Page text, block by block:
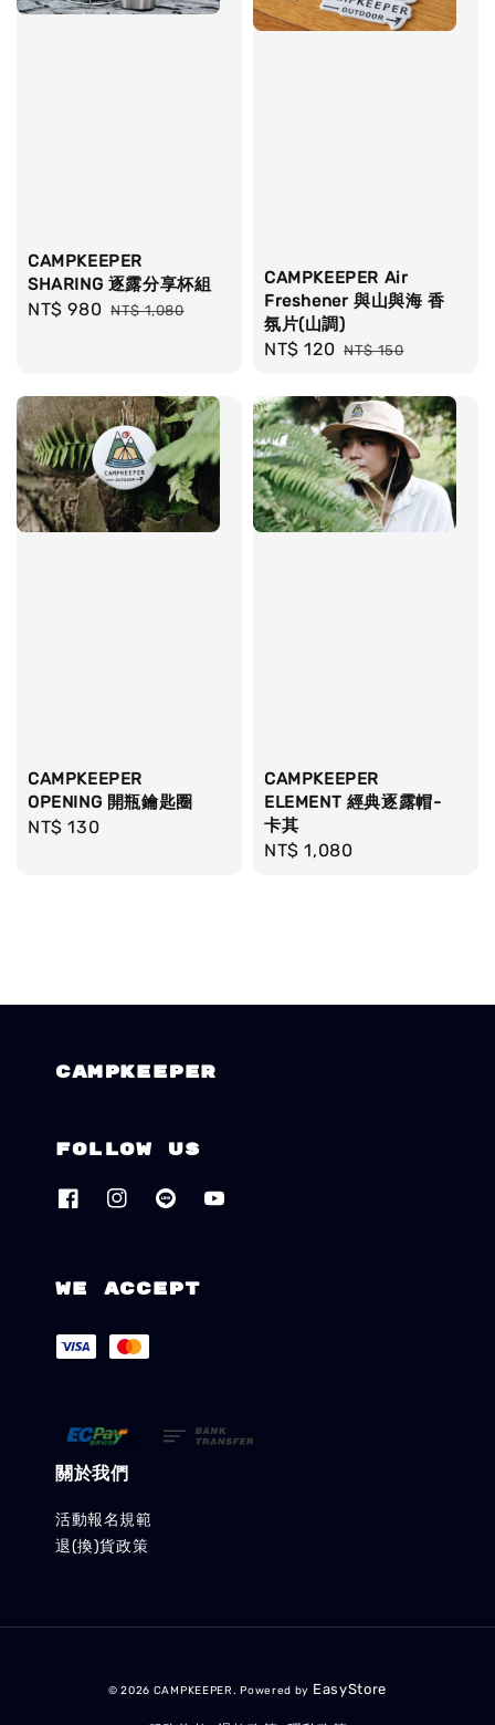
CAMPKEEPER
SHARING 逐露分享杯組
Sale
NT$ 980 Regular
NT$ 1,080
CAMPKEEPER Air
Freshener 與山與海 香
氛片(山調)
Sale
NT$ 120 Regular
NT$ 150
CAMPKEEPER
OPENING 開瓶鑰匙圈
Regular
NT$ 130
CAMPKEEPER
ELEMENT 經典逐露帽-
卡其
Regular
NT$ 1,080
CAMPKEEPER
Follow us
We accept
關於我們
活動報名規範
退(換)貨政策
© 2026 CAMPKEEPER. Powered by EasyStore